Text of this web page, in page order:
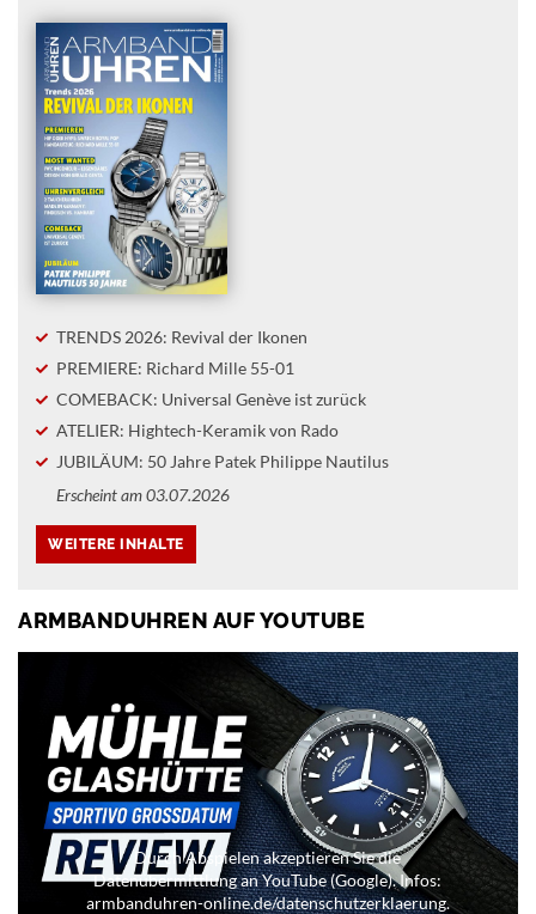
TRENDS 2026: Revival der Ikonen
PREMIERE: Richard Mille 55-01
COMEBACK: Universal Genève ist zurück
ATELIER: Hightech-Keramik von Rado
JUBILÄUM: 50 Jahre Patek Philippe Nautilus
Erscheint am 03.07.2026
ARMBANDUHREN AUF YOUTUBE
Durch Abspielen akzeptieren Sie die
Datenübermittlung an YouTube (Google). Infos:
armbanduhren-online.de/datenschutzerklaerung.